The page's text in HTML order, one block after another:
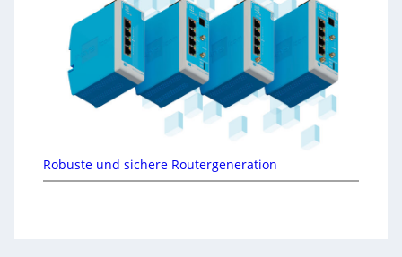
Robuste und sichere Routergeneration